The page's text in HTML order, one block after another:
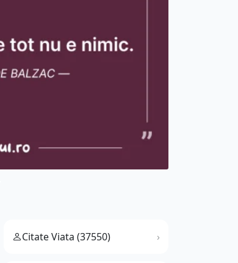
Citate Viata (37550)